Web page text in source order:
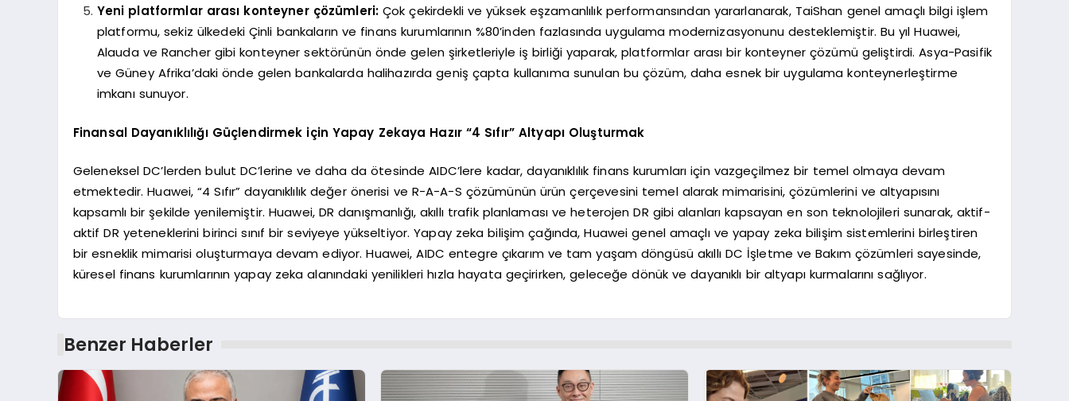
Yeni platformlar arası konteyner çözümleri: Çok çekirdekli ve yüksek eşzamanlılık performansından yararlanarak, TaiShan genel amaçlı bilgi işlem
platformu, sekiz ülkedeki Çinli bankaların ve finans kurumlarının %80’inden fazlasında uygulama modernizasyonunu desteklemiştir. Bu yıl Huawei,
Alauda ve Rancher gibi konteyner sektörünün önde gelen şirketleriyle iş birliği yaparak, platformlar arası bir konteyner çözümü geliştirdi. Asya-Pasifik
ve Güney Afrika’daki önde gelen bankalarda halihazırda geniş çapta kullanıma sunulan bu çözüm, daha esnek bir uygulama konteynerleştirme
imkanı sunuyor.
Finansal Dayanıklılığı Güçlendirmek için Yapay Zekaya Hazır “4 Sıfır” Altyapı Oluşturmak
Geleneksel DC’lerden bulut DC’lerine ve daha da ötesinde AIDC’lere kadar, dayanıklılık finans kurumları için vazgeçilmez bir temel olmaya devam
etmektedir. Huawei, “4 Sıfır” dayanıklılık değer önerisi ve R-A-A-S çözümünün ürün çerçevesini temel alarak mimarisini, çözümlerini ve altyapısını
kapsamlı bir şekilde yenilemiştir. Huawei, DR danışmanlığı, akıllı trafik planlaması ve heterojen DR gibi alanları kapsayan en son teknolojileri sunarak, aktif-
aktif DR yeteneklerini birinci sınıf bir seviyeye yükseltiyor. Yapay zeka bilişim çağında, Huawei genel amaçlı ve yapay zeka bilişim sistemlerini birleştiren
bir esneklik mimarisi oluşturmaya devam ediyor. Huawei, AIDC entegre çıkarım ve tam yaşam döngüsü akıllı DC İşletme ve Bakım çözümleri sayesinde,
küresel finans kurumlarının yapay zeka alanındaki yenilikleri hızla hayata geçirirken, geleceğe dönük ve dayanıklı bir altyapı kurmalarını sağlıyor.
Benzer Haberler